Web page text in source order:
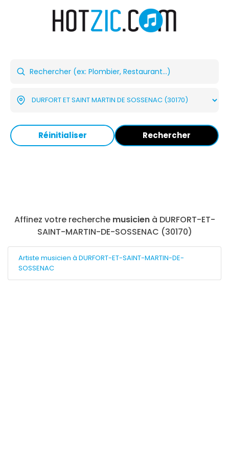
Réinitialiser Rechercher
Affinez votre recherche musicienà DURFORT-ET-
SAINT-MARTIN-DE-SOSSENAC (30170)
Artiste musicien à DURFORT-ET-SAINT-MARTIN-DE-
SOSSENAC